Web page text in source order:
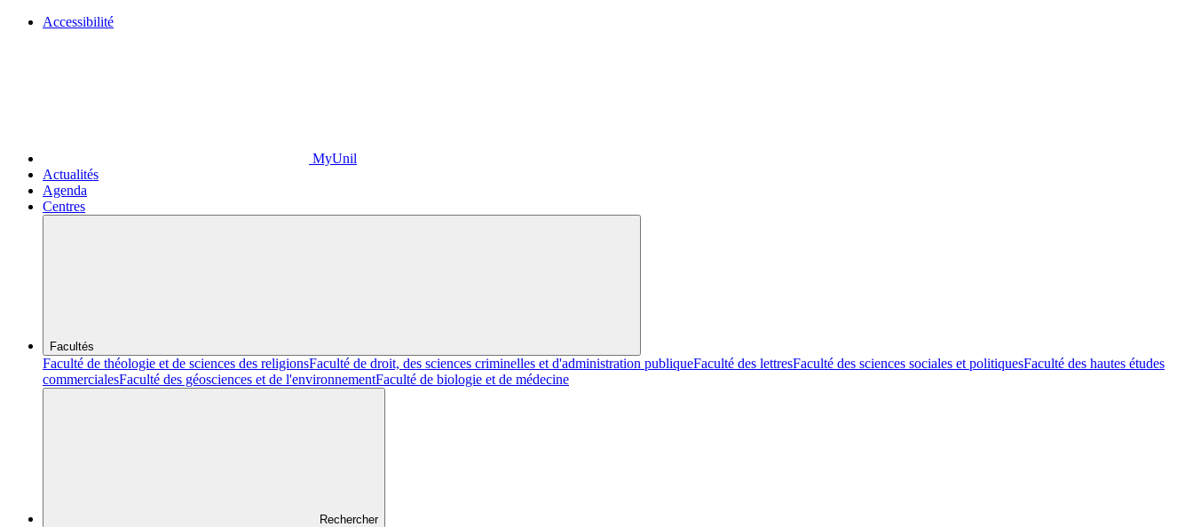
Accessibilité
MyUnil
Actualités
Agenda
Centres
Facultés
Faculté de théologie et de sciences des religionsFaculté de droit, des sciences criminelles et d'administration publiqueFaculté des lettresFaculté des sciences sociales et politiquesFaculté des hautes études
commercialesFaculté des géosciences et de l'environnementFaculté de biologie et de médecine
Rechercher